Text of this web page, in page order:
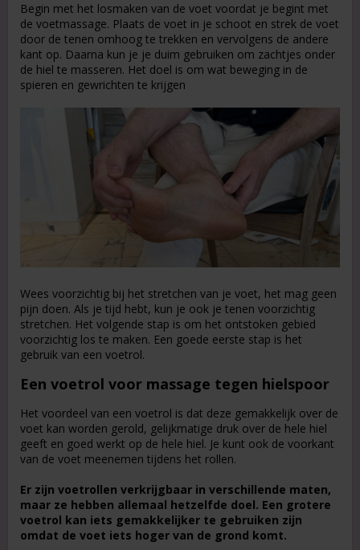
Begin met het losmaken van de voet voordat je begint met
de voetmassage. Plaats de voet in je schoot en strek de voet
door de tenen omhoog te trekken en vervolgens de andere
kant op. Daarna kun je je duim gebruiken om zachtjes onder
de hiel te masseren. Het doel is om wat beweging in de
spieren en gewrichten te krijgen
Wees voorzichtig bij het stretchen van je voet, het mag geen
pijn doen. Als je tijd hebt, kun je ook je tenen voorzichtig
stretchen. Het volgende stap is om het ontstoken gebied
voorzichtig los te maken. Een goede eerste stap is het
gebruik van een voetrol.
Een voetrol voor massage tegen hielspoor
Het voordeel van een voetrol is dat deze gemakkelijk over de
voet kan worden gerold, gelijkmatige druk over de hele hiel
geeft en goed werkt op de hele hiel. Je kunt ook de voorkant
van de voet meenemen tijdens het rollen.
Er zijn voetrollen verkrijgbaar in verschillende maten,
maar ze hebben allemaal hetzelfde doel. Een grotere
voetrol kan iets gemakkelijker te gebruiken zijn
omdat de voet iets hoger van de grond komt.